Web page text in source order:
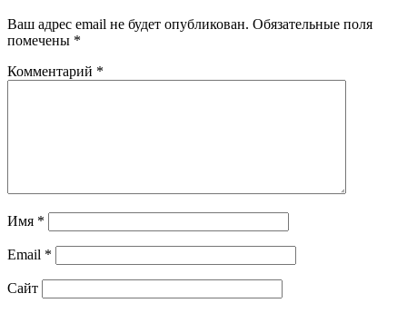
Ваш адрес email не будет опубликован. Обязательные поля
помечены *
Комментарий *
Имя *
Email *
Сайт